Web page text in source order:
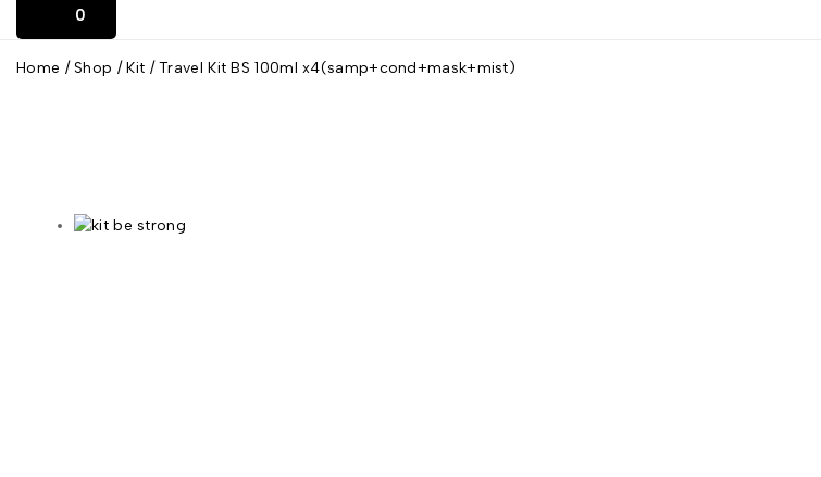
0
Home / Shop / Kit / Travel Kit BS 100ml x4(samp+cond+mask+mist)